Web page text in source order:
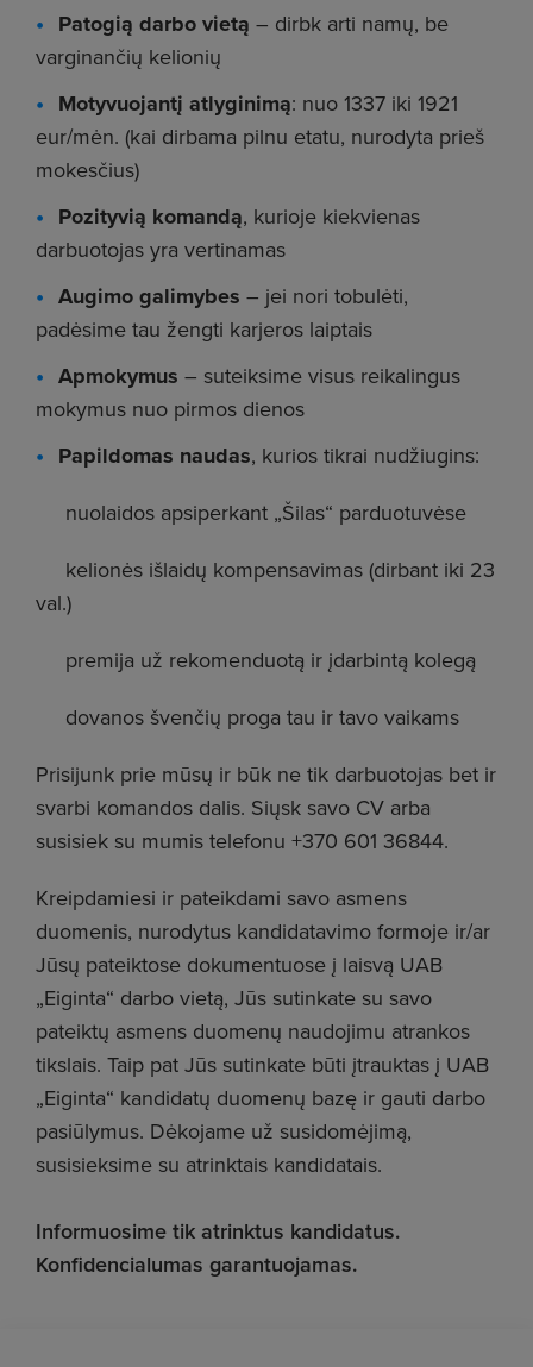
Patogią darbo vietą – dirbk arti namų, be
varginančių kelionių
Motyvuojantį atlyginimą: nuo 1337 iki 1921
eur/mėn. (kai dirbama pilnu etatu, nurodyta prieš
mokesčius)
Pozityvią komandą, kurioje kiekvienas
darbuotojas yra vertinamas
Augimo galimybes – jei nori tobulėti,
padėsime tau žengti karjeros laiptais
Apmokymus – suteiksime visus reikalingus
mokymus nuo pirmos dienos
Papildomas naudas, kurios tikrai nudžiugins:
nuolaidos apsiperkant „Šilas“ parduotuvėse
kelionės išlaidų kompensavimas (dirbant iki 23
val.)
premija už rekomenduotą ir įdarbintą kolegą
dovanos švenčių proga tau ir tavo vaikams
Prisijunk prie mūsų ir būk ne tik darbuotojas bet ir
svarbi komandos dalis. Siųsk savo CV arba
susisiek su mumis telefonu +370 601 36844.
Kreipdamiesi ir pateikdami savo asmens
duomenis, nurodytus kandidatavimo formoje ir/ar
Jūsų pateiktose dokumentuose į laisvą UAB
„Eiginta“ darbo vietą, Jūs sutinkate su savo
pateiktų asmens duomenų naudojimu atrankos
tikslais. Taip pat Jūs sutinkate būti įtrauktas į UAB
„Eiginta“ kandidatų duomenų bazę ir gauti darbo
pasiūlymus. Dėkojame už susidomėjimą,
susisieksime su atrinktais kandidatais.
Informuosime tik atrinktus kandidatus.
Konfidencialumas garantuojamas.